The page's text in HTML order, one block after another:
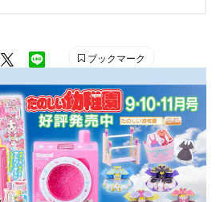
いい」をお届けします。ブックマーク